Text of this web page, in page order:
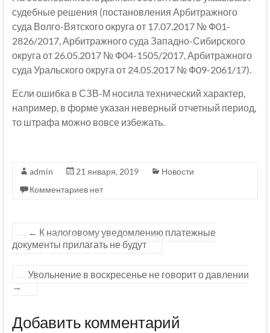
судебные решения (постановления Арбитражного
суда Волго-Вятского округа от 17.07.2017 № Ф01-
2826/2017, Арбитражного суда Западно-Сибирского
округа от 26.05.2017 № Ф04-1505/2017, Арбитражного
суда Уральского округа от 24.05.2017 № Ф09-2061/17).
Если ошибка в СЗВ-М носила технический характер,
например, в форме указан неверный отчетный период,
то штрафа можно вовсе избежать.
admin 21 января, 2019
Новости
Комментариев нет
← К налоговому уведомлению платежные
документы прилагать не будут
Увольнение в воскресенье не говорит о давлении
→
Добавить комментарий